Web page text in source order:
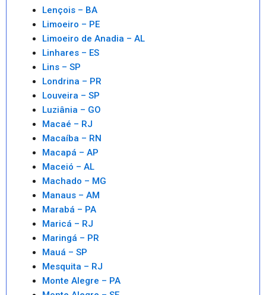
Lençois – BA
Limoeiro – PE
Limoeiro de Anadia – AL
Linhares – ES
Lins – SP
Londrina – PR
Louveira – SP
Luziânia – GO
Macaé – RJ
Macaíba – RN
Macapá – AP
Maceió – AL
Machado – MG
Manaus – AM
Marabá – PA
Maricá – RJ
Maringá – PR
Mauá – SP
Mesquita – RJ
Monte Alegre – PA